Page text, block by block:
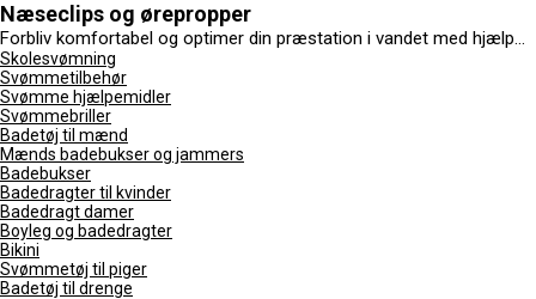
Næseclips og ørepropper
Forbliv komfortabel og optimer din præstation i vandet med hjælp
fra vores udvalg af svømme næseklips og svømme ørepropper. Den
nemmeste måde at holde vand ude af næse og ører, næseklips og
ørepropper er et absolut must for alle, der er seriøse omkring
svømning, mens begyndere og børn også kan sætte pris på den
ekstra komfort, de giver. Alle svømmeprodukter, du finder hos
Sports Direct, er fra de bedste mærker inden for sporten, ikke
mindstSpeedo, Slazenger og Nike.
Skolesvømning
Svømmetilbehør
Svømme hjælpemidler
Svømmebriller
Badetøj til mænd
Mænds badebukser og jammers
Badebukser
Badedragter til kvinder
Badedragt damer
Boyleg og badedragter
Bikini
Svømmetøj til piger
Badetøj til drenge